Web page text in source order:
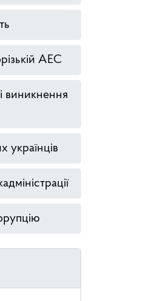
АЕС
виникнення
українців